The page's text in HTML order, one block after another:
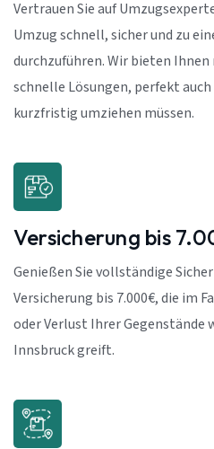
Vertrauen Sie auf
Umzug schnell, sicher und zu
durchzuführen. Wir bieten
schnelle Lösungen, perfekt
kurzfristig umziehen müssen.
Versicherung bis
Genießen Sie vollständige
Versicherung bis 7.000€, die im
oder Verlust Ihrer Gegenstände
Innsbruck greift.